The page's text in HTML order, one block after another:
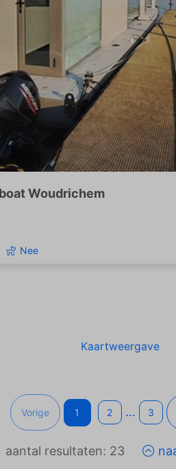
Woudrichem
Nee
Vorige 1 2 ... 3
aantal resultaten: 23
Kaartweergave